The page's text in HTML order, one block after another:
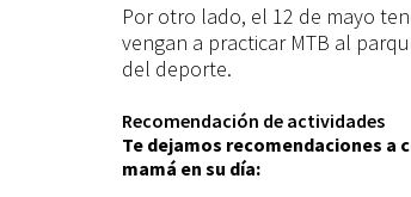
Por otro lado, el 12 de mayo
vengan a practicar MTB al
del deporte.
Recomendación de actividades
Te dejamos recomendaciones a
mamá en su día: